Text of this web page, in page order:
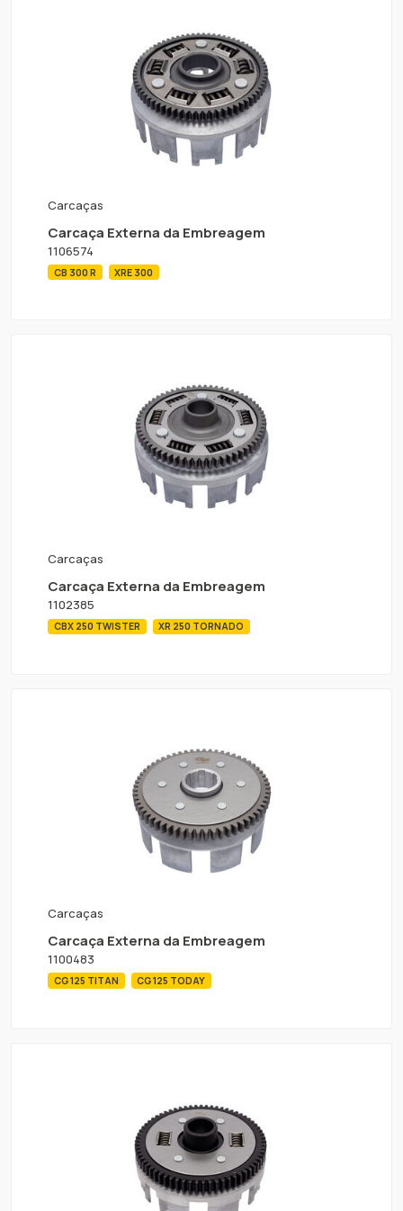
Carcaças
Carcaça Externa da Embreagem
1106574
CB 300 R XRE 300
Carcaças
Carcaça Externa da Embreagem
1102385
CBX 250 TWISTER XR 250 TORNADO
Carcaças
Carcaça Externa da Embreagem
1100483
CG 125 TITAN CG 125 TODAY